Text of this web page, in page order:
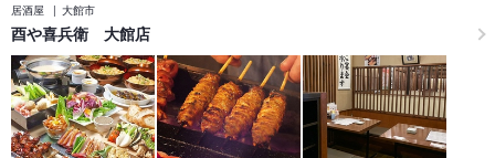
居酒屋 大館市
酉や喜兵衛 大館店